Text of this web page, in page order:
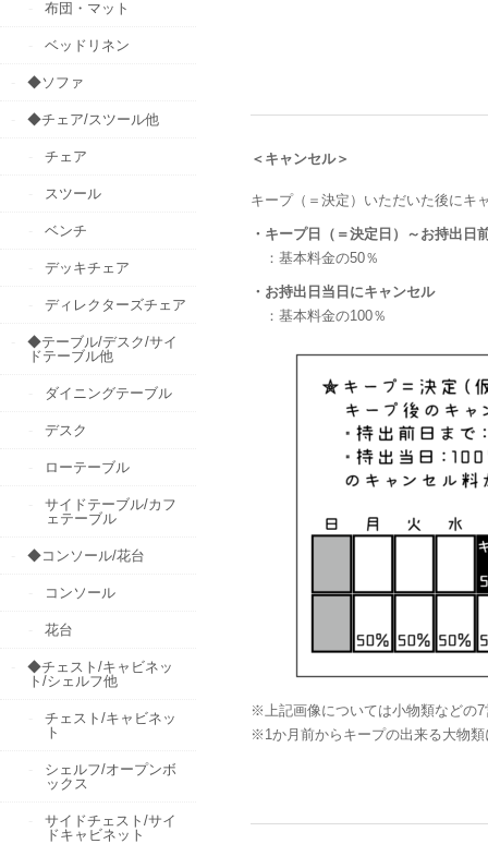
＜キャンセル＞
キープ（＝決定）いただいた後にキ
・キープ日（＝決定日）～お持出日
：基本料金の50％
・お持出日当日にキャンセル
：基本料金の100％
※上記画像については小物類などの
※1か月前からキープの出来る大物
布団・マット
ベッドリネン
◆ソファ
◆チェア/スツール他
チェア
スツール
ベンチ
デッキチェア
ディレクターズチェア
◆テーブル/デスク/サイ
ドテーブル他
ダイニングテーブル
デスク
ローテーブル
サイドテーブル/カフ
ェテーブル
◆コンソール/花台
コンソール
花台
◆チェスト/キャビネッ
ト/シェルフ他
チェスト/キャビネッ
ト
シェルフ/オープンボ
ックス
サイドチェスト/サイ
ドキャビネット